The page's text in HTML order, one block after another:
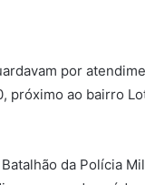
por
próximo ao bairro
da Polícia